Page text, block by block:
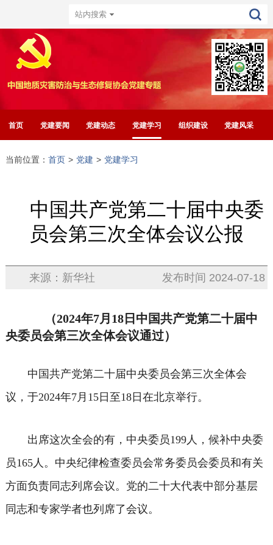
首页 党建要闻 党建动态 党建学习 组织建设 党建风采
当前位置： 首页 > 党建 > 党建学习
中国共产党第二十届中央委
员会第三次全体会议公报
来源：新华社 发布时间 2024-07-18
（2024年7月18日中国共产党第二十届中
央委员会第三次全体会议通过）
中国共产党第二十届中央委员会第三次全体会
议，于2024年7月15日至18日在北京举行。
出席这次全会的有，中央委员199人，候补中央委
员165人。中央纪律检查委员会常务委员会委员和有关
方面负责同志列席会议。党的二十大代表中部分基层
同志和专家学者也列席了会议。